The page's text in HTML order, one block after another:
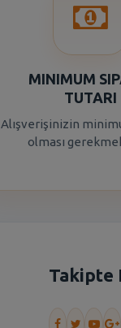
MINIMUM
TUTARI
Alışverişinizin
olması
Takipte